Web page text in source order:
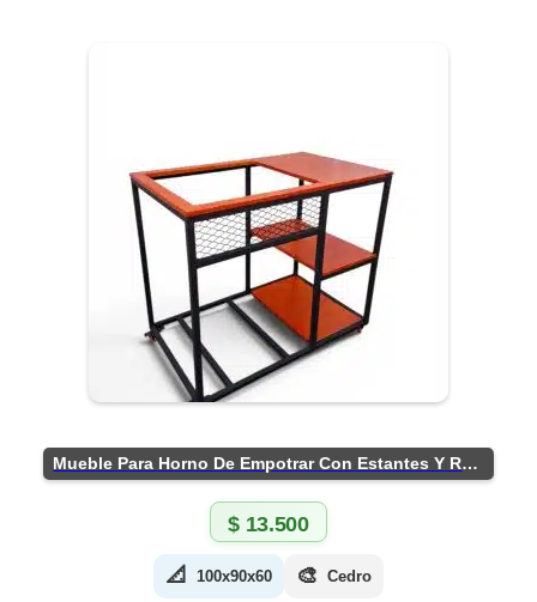
Mueble Para Horno De Empotrar Con Estantes Y Ruedas
$13.500
📐 100x90x60 🎨 Cedro